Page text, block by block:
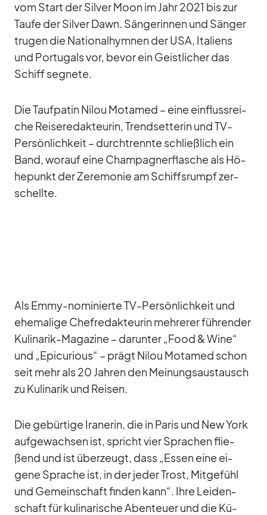
vom Start der Sil­ver Moon im Jahr 2021 bis zur
Taufe der Sil­ver Dawn. Sän­ge­rin­nen und Sän­ger
tru­gen die Na­tio­nal­hym­nen der USA, Ita­li­ens
und Por­tu­gals vor, be­vor ein Geist­li­cher das
Schiff seg­nete.
Die Tauf­pa­tin Ni­lou Mo­ta­med – eine ein­fluss­rei­
che Rei­se­re­dak­teu­rin, Trend­set­te­rin und TV-
Per­sön­lich­keit – durch­trennte schließ­lich ein
Band, wor­auf eine Cham­pa­gner­fla­sche als Hö­
he­punkt der Ze­re­mo­nie am Schiffs­rumpf zer­
schellte.
Als Emmy-no­mi­nierte TV-Per­sön­lich­keit und
ehe­ma­lige Chef­re­dak­teu­rin meh­re­rer füh­ren­der
Ku­li­na­rik-Ma­ga­zine – dar­un­ter „Food & Wine“
und „Epi­cu­rious“ – prägt Ni­lou Mo­ta­med schon
seit mehr als 20 Jah­ren den Mei­nungs­aus­tausch
zu Ku­li­na­rik und Rei­sen.
Die ge­bür­tige Ira­ne­rin, die in Pa­ris und New York
auf­ge­wach­sen ist, spricht vier Spra­chen flie­
ßend und ist über­zeugt, dass „Es­sen eine ei­
gene Spra­che ist, in der je­der Trost, Mit­ge­fühl
und Ge­mein­schaft fin­den kann“. Ihre Lei­den­
schaft für ku­li­na­ri­sche Aben­teuer und die Kü­